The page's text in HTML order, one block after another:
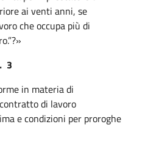
ai venti anni, se
che occupa più di
3
in materia di
di lavoro
e condizioni per proroghe